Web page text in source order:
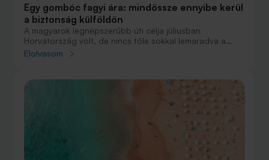
Egy gombóc fagyi ára: mindössze ennyibe kerül
a biztonság külföldön
A magyarok legnépszerűbb úti célja júliusban
Horvátország volt, de nincs tőle sokkal lemaradva a
júniust megnyerő Olaszország sem. A tengerparti
nyaralásnak, mint repülővel.
Elolvasom